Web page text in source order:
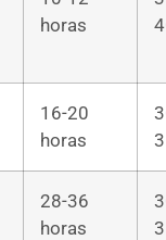
horas
16-20
horas
28-36
horas